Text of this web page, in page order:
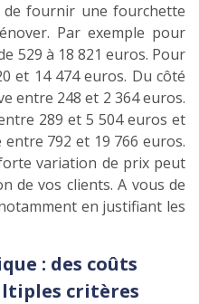
de fournir une fourchette
Par exemple pour
529 à 18 821 euros. Pour
et 14 474 euros. Du côté
entre 248 et 2 364 euros.
289 et 5 504 euros et
entre 792 et 19 766 euros.
variation de prix peut
de vos clients. A vous de
en justifiant les
: des coûts
critères